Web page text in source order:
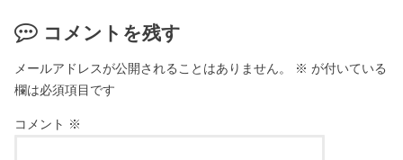
コメントを残す
メールアドレスが公開されることはありません。 ※ が付いている
欄は必須項目です
コメント ※